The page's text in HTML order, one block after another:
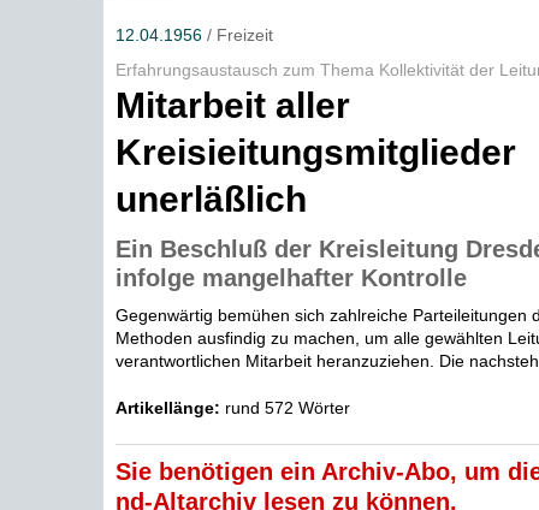
12.04.1956/ Freizeit
Erfahrungsaustausch zum Thema Kollektivität der
Mitarbeit aller
Kreisieitungsmitglieder
unerläßlich
Ein Beschluß der Kreisleitung
infolge mangelhafter Kontrolle
Gegenwärtig bemühen sich zahlreiche Parteileitungen
Methoden ausfindig zu machen, um alle gewählten
verantwortlichen Mitarbeit heranzuziehen. Die
Artikellänge: rund 572 Wörter
Sie benötigen ein Archiv-Abo, um
nd-Altarchiv lesen zu können.